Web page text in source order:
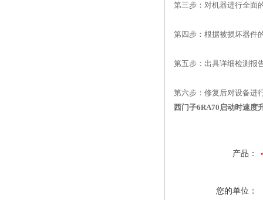
第三步：对机器进行全面
第四步：根据被损坏器件
第五步：出具详细检测报
第六步：修复后对设备进
西门子6RA70启动时速度
产品：
您的单位：